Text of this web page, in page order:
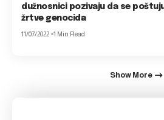
dužnosnici pozivaju da se
žrtve genocida
11/07/2022 1 Min Read
Show More